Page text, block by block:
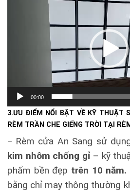
00:00
3.ƯU ĐIỂM NỔI BẬT VỀ KỸ THUẬT
RÈM TRẦN CHE GIẾNG TRỜI TẠI
– Rèm cửa An Sang sử
kim nhôm chống gỉ – kỹ
phẩm bền đẹp trên 10 năm.
bằng chỉ may thông thường